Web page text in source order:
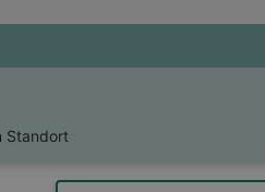
Standort